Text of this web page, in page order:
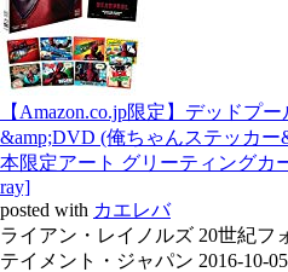
【Amazon.co.jp限定】デッドプ
&amp;DVD (俺ちゃんステッカー
本限定アート グリーティングカ
ray]
posted with カエレバ
ライアン・レイノルズ 20世紀フ
テイメント・ジャパン 2016-10-05